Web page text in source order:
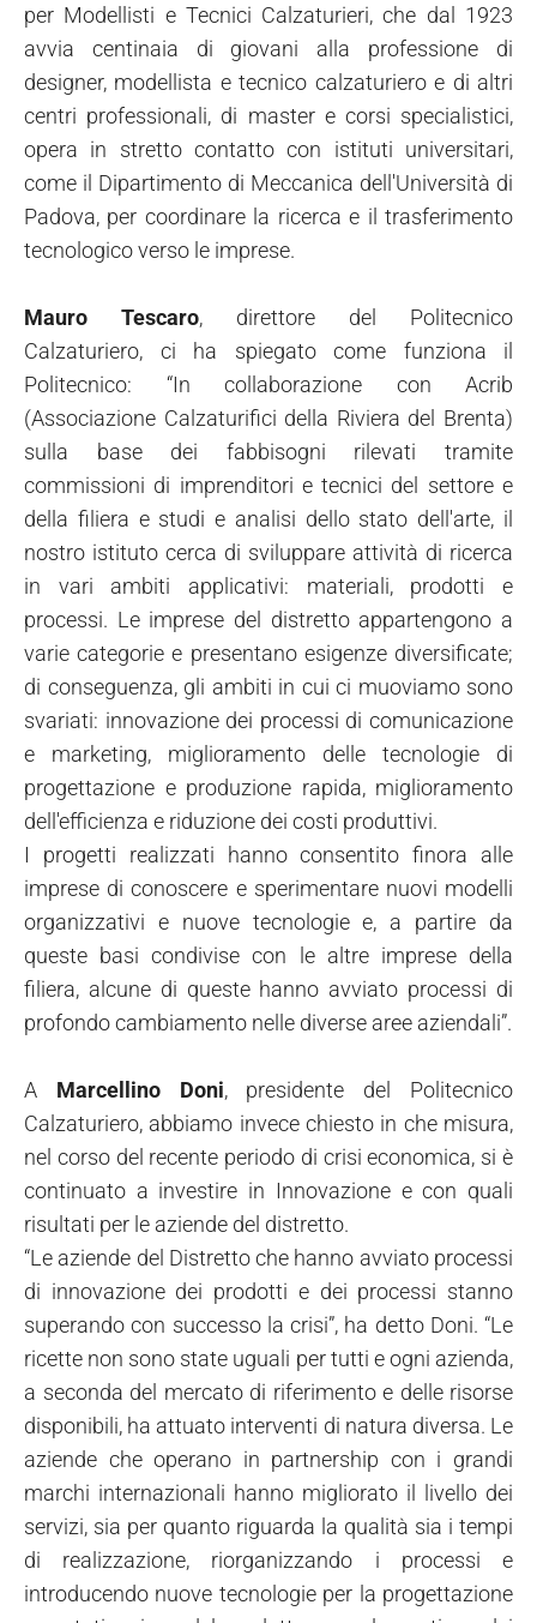
per Modellisti e Tecnici Calzaturieri, che dal 1923
avvia centinaia di giovani alla professione di
designer, modellista e tecnico calzaturiero e di altri
centri professionali, di master e corsi specialistici,
opera in stretto contatto con istituti universitari,
come il Dipartimento di Meccanica dell'Università di
Padova, per coordinare la ricerca e il trasferimento
tecnologico verso le imprese.
Mauro Tescaro, direttore del Politecnico
Calzaturiero, ci ha spiegato come funziona il
Politecnico: “In collaborazione con Acrib
(Associazione Calzaturifici della Riviera del Brenta)
sulla base dei fabbisogni rilevati tramite
commissioni di imprenditori e tecnici del settore e
della filiera e studi e analisi dello stato dell'arte, il
nostro istituto cerca di sviluppare attività di ricerca
in vari ambiti applicativi: materiali, prodotti e
processi. Le imprese del distretto appartengono a
varie categorie e presentano esigenze diversificate;
di conseguenza, gli ambiti in cui ci muoviamo sono
svariati: innovazione dei processi di comunicazione
e marketing, miglioramento delle tecnologie di
progettazione e produzione rapida, miglioramento
dell'efficienza e riduzione dei costi produttivi.
I progetti realizzati hanno consentito finora alle
imprese di conoscere e sperimentare nuovi modelli
organizzativi e nuove tecnologie e, a partire da
queste basi condivise con le altre imprese della
filiera, alcune di queste hanno avviato processi di
profondo cambiamento nelle diverse aree aziendali”.
A Marcellino Doni, presidente del Politecnico
Calzaturiero, abbiamo invece chiesto in che misura,
nel corso del recente periodo di crisi economica, si è
continuato a investire in Innovazione e con quali
risultati per le aziende del distretto.
“Le aziende del Distretto che hanno avviato processi
di innovazione dei prodotti e dei processi stanno
superando con successo la crisi”, ha detto Doni. “Le
ricette non sono state uguali per tutti e ogni azienda,
a seconda del mercato di riferimento e delle risorse
disponibili, ha attuato interventi di natura diversa. Le
aziende che operano in partnership con i grandi
marchi internazionali hanno migliorato il livello dei
servizi, sia per quanto riguarda la qualità sia i tempi
di realizzazione, riorganizzando i processi e
introducendo nuove tecnologie per la progettazione